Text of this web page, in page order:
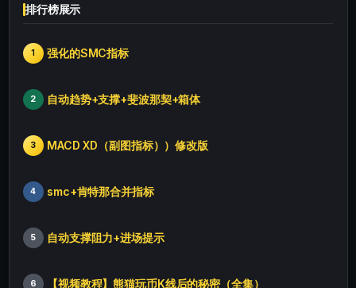
排行榜展示
1 强化的SMC指标
2 自动趋势+支撑+斐波那契+箱体
3 MACD XD（副图指标））修改版
4 smc+肯特那合并指标
5 自动支撑阻力+进场提示
6 【视频教程】熊猫玩币K线后的秘密（全集）